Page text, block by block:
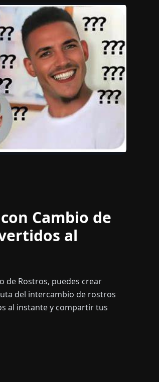
Cambio de
al
de Rostros, puedes crear
del intercambio de rostros
al instante y compartir tus